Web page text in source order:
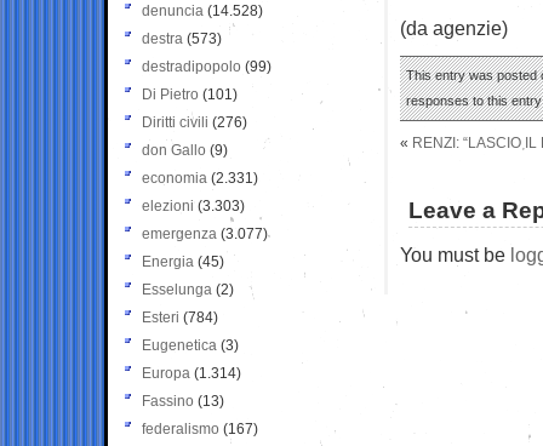
(da agenzie)
This entry was posted
responses to this
« RENZI: “LASCIO
Leave a
You must be
denuncia (14.528)
destra (573)
destradipopolo (99)
Di Pietro (101)
Diritti civili (276)
don Gallo (9)
economia (2.331)
elezioni (3.303)
emergenza (3.077)
Energia (45)
Esselunga (2)
Esteri (784)
Eugenetica (3)
Europa (1.314)
Fassino (13)
federalismo (167)